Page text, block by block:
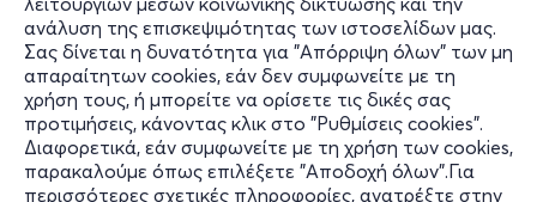
ανάλυση της επισκεψιμότητας των ιστοσελίδων μας.
Σας δίνεται η δυνατότητα για "Απόρριψη όλων" των μη
απαραίτητων cookies, εάν δεν συμφωνείτε με τη
χρήση τους, ή μπορείτε να ορίσετε τις δικές σας
προτιμήσεις, κάνοντας κλικ στο "Ρυθμίσεις cookies".
Διαφορετικά, εάν συμφωνείτε με τη χρήση των cookies,
παρακαλούμε όπως επιλέξετε "Αποδοχή όλων".Για
περισσότερες σχετικές πληροφορίες, ανατρέξτε στην
Πληροφορίες
Υποστήριξη
Stay Connected